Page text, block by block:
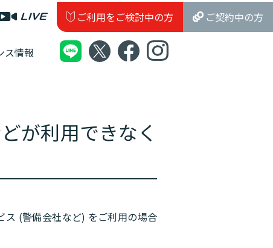
ご利用をご検討中の方 ご契約中の方
ス情報
が利用できなく
ス (警備会社など) をご利用の場合